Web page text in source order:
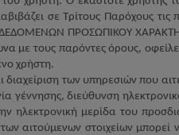
σε Τρίτους Παρόχους
ΠΡΟΣΩΠΙΚΟΥ
τους παρόντες όρους,
χρήστη.
των υπηρεσιών που
γέννησης, διεύθυνση
ηλεκτρονική μερίδα του
αιτούμενων στοιχείων